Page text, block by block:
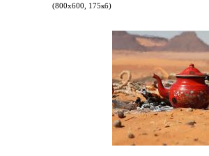
(800х600, 175кб)